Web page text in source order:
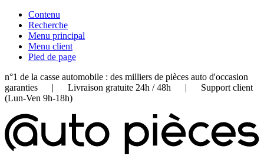
Contenu
Recherche
Menu principal
Menu client
Pied de page
n°1 de la casse automobile : des milliers de pièces auto d'occasion
garanties | Livraison gratuite 24h / 48h | Support client
(Lun-Ven 9h-18h)